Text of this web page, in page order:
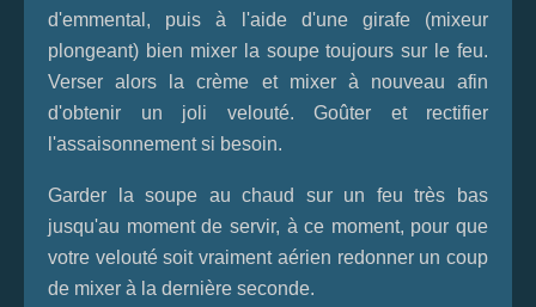
d'emmental, puis à l'aide d'une girafe (mixeur
plongeant) bien mixer la soupe toujours sur le feu.
Verser alors la crème et mixer à nouveau afin
d'obtenir un joli velouté. Goûter et rectifier
l'assaisonnement si besoin.
Garder la soupe au chaud sur un feu très bas
jusqu'au moment de servir, à ce moment, pour que
votre velouté soit vraiment aérien redonner un coup
de mixer à la dernière seconde.